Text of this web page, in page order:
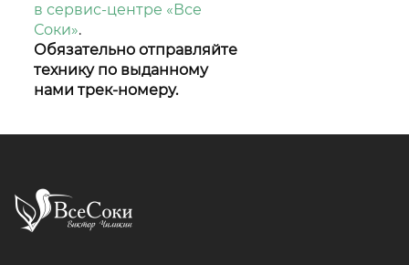
в сервис-центре «Все
Соки».
Обязательно отправляйте
технику по выданному
нами трек-номеру.